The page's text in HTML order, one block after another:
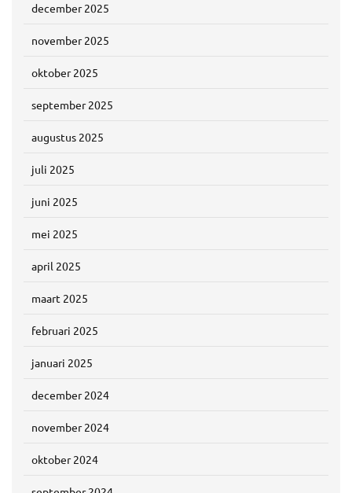
december 2025
november 2025
oktober 2025
september 2025
augustus 2025
juli 2025
juni 2025
mei 2025
april 2025
maart 2025
februari 2025
januari 2025
december 2024
november 2024
oktober 2024